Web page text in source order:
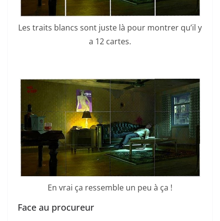
Les traits blancs sont juste là pour montrer qu’il y
a 12 cartes.
En vrai ça ressemble un peu à ça !
Face au procureur